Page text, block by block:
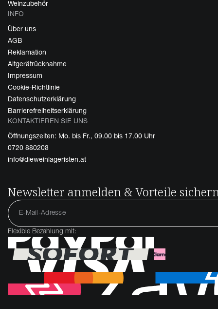
Weinzubehör
INFO
Über uns
AGB
Reklamation
Altgerätrücknahme
Impressum
Cookie-Richtlinie
Datenschutzerklärung
Barrierefreiheitserklärung
KONTAKTIEREN SIE UNS
Öffnungszeiten: Mo. bis Fr., 09.00 bis 17.00 Uhr
0720 880208
info@dieweinlageristen.at
Newsletter anmelden & Vorteile
Flexible Bezahlung mit: